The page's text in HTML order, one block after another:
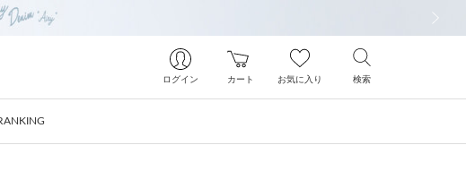
ログイン カート お気に入り 検索